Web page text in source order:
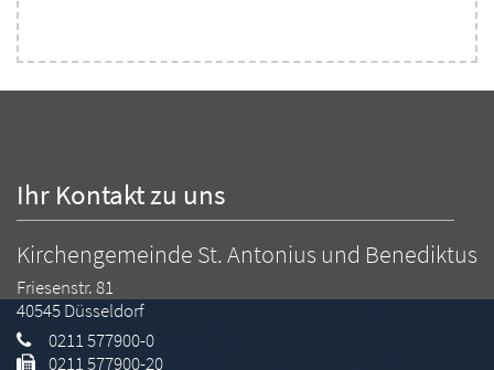
Ihr Kontakt zu uns
Kirchengemeinde St. Antonius und Benediktus
Friesenstr. 81
40545Düsseldorf
0211 577900-0
0211 577900-20